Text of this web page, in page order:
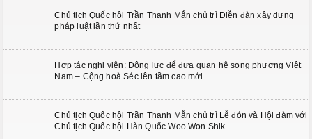
Chủ tịch Quốc hội Trần Thanh Mẫn chủ trì Diễn đàn xây dựng
pháp luật lần thứ nhất
Hợp tác nghị viện: Động lực để đưa quan hệ song phương Việt
Nam – Cộng hoà Séc lên tầm cao mới
Chủ tịch Quốc hội Trần Thanh Mẫn chủ trì Lễ đón và Hội đàm với
Chủ tịch Quốc hội Hàn Quốc Woo Won Shik